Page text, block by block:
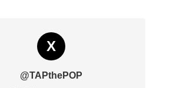
X
@TAPthePOP